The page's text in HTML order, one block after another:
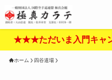
いま入門キャンペー
ホーム 四谷道場